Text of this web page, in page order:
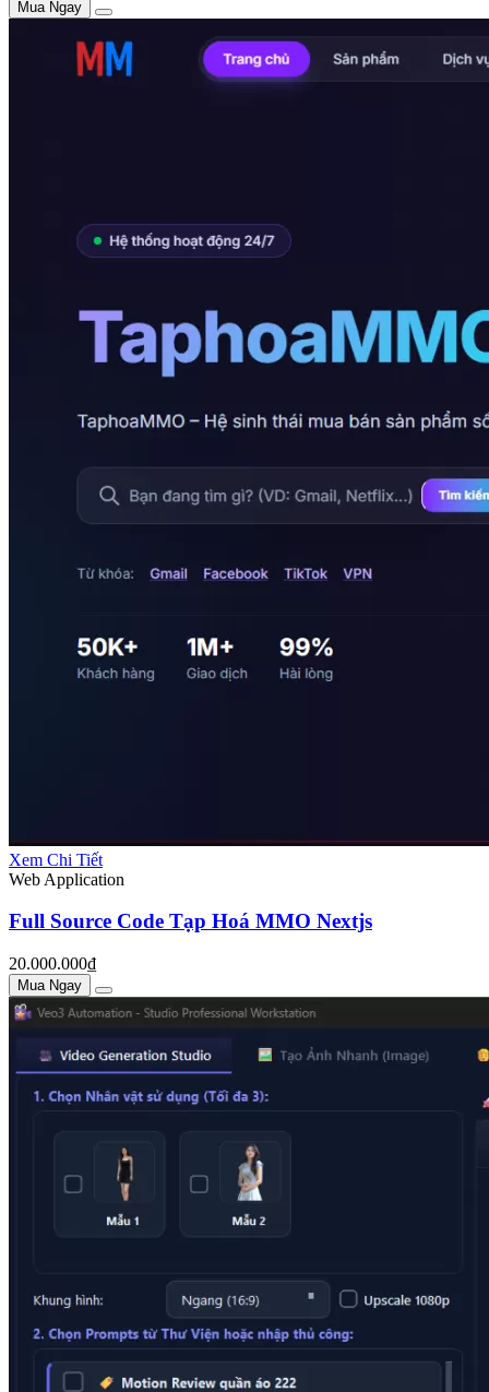
Mua Ngay
Xem Chi Tiết
Web Application
Full Source Code Tạp Hoá MMO Nextjs
20.000.000₫
Mua Ngay